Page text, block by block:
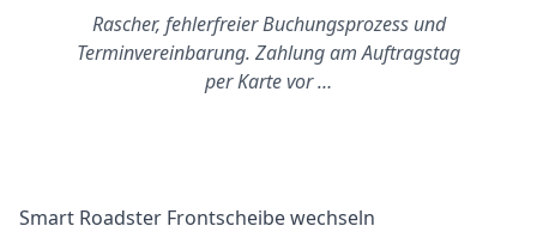
Rascher, fehlerfreier Buchungsprozess und
Terminvereinbarung. Zahlung am Auftragstag
per Karte vor …
Smart Roadster Frontscheibe wechseln